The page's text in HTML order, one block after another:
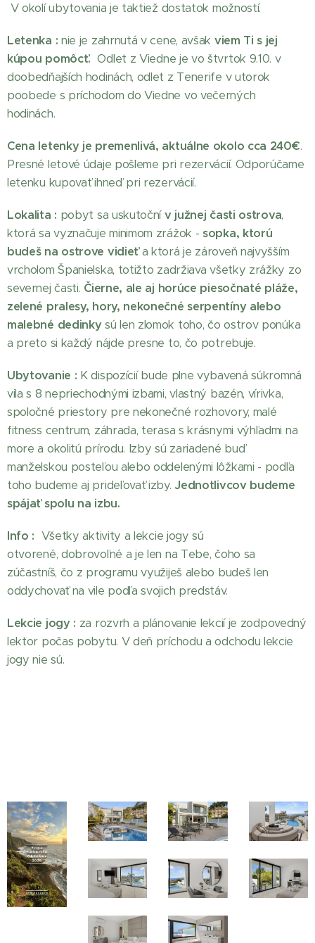
V okolí ubytovania je taktiež dostatok možností.
Letenka : nie je zahrnutá v cene, avšak viem Ti s jej
kúpou pomôcť. Odlet z Viedne je vo štvrtok 9.10. v
doobedňajších hodinách, odlet z Tenerife v utorok
poobede s príchodom do Viedne vo večerných
hodinách.
Cena letenky je premenlivá, aktuálne okolo cca 240€.
Presné letové údaje pošleme pri rezervácií. Odporúčame
letenku kupovať ihneď pri rezervácií.
Lokalita : pobyt sa uskutočnív južnej časti ostrova,
ktorá sa vyznačuje minimom zrážok -sopka, ktorú
budeš na ostrove vidieťa ktorá je zároveň najvyšším
vrcholom Španielska, totižto zadržiava všetky zrážky zo
severnej časti. Čierne, ale aj horúce piesočnaté pláže,
zelené pralesy, hory, nekonečné serpentíny alebo
malebné dedinkysú len zlomok toho, čo ostrov ponúka
a preto si každý nájde presne to, čo potrebuje.
Ubytovanie : K dispozícií bude plne vybavená súkromná
vila s 8 nepriechodnými izbami, vlastný bazén, vírivka,
spoločné priestory pre nekonečné rozhovory, malé
fitness centrum, záhrada, terasa s krásnymi výhľadmi na
more a okolitú prírodu. Izby sú zariadené buď
manželskou posteľou alebo oddelenými lôžkami - podľa
toho budeme aj prideľovať izby.Jednotlivcov budeme
spájať spolu na izbu.
Info : Všetky aktivity a lekcie jogy sú
otvorené, dobrovoľné a je len na Tebe, čoho sa
zúčastníš, čo z programu využiješ alebo budeš len
oddychovať na vile podľa svojich predstáv.
Lekcie jogy : za rozvrh a plánovanie lekcií je zodpovedný
lektor počas pobytu. V deň príchodu a odchodu lekcie
jogy nie sú.